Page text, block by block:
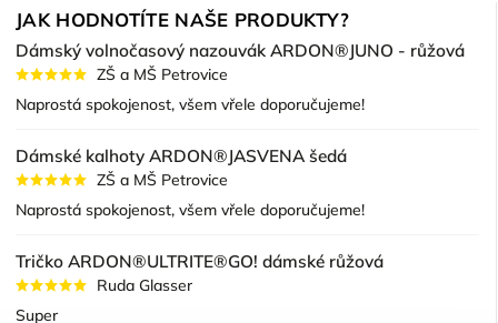
JAK HODNOTÍTE NAŠE PRODUKTY?
Dámský volnočasový nazouvák ARDON®JUNO - růžová
ZŠ a MŠ Petrovice
Naprostá spokojenost, všem vřele doporučujeme!
Dámské kalhoty ARDON®JASVENA šedá
ZŠ a MŠ Petrovice
Naprostá spokojenost, všem vřele doporučujeme!
Tričko ARDON®ULTRITE®GO! dámské růžová
Ruda Glasser
Super